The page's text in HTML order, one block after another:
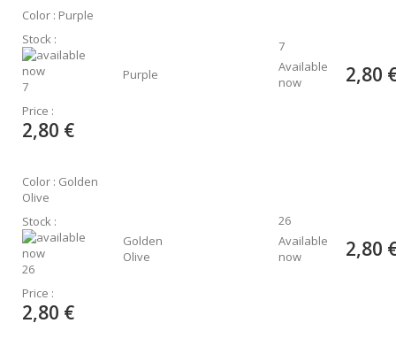
Color : Purple
Stock :
7
Price :
2,80 €
Purple
7
Available
now
2,80
Color : Golden
Olive
Stock :
26
Price :
2,80 €
Golden
Olive
26
Available
now
2,80